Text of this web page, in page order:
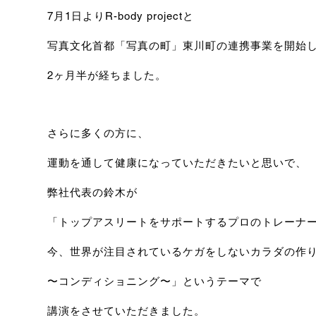
7月1日よりR-body projectと
写真文化首都「写真の町」東川町の連携事業を開始し
2ヶ月半が経ちました。
さらに多くの方に、
運動を通して健康になっていただきたいと思いで、
弊社代表の鈴木が
「トップアスリートをサポートするプロのトレーナ
今、世界が注目されているケガをしないカラダの作
〜コンディショニング〜」というテーマで
講演をさせていただきました。